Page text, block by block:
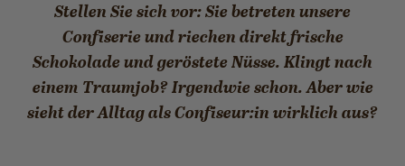
Stellen Sie sich vor: Sie betreten unsere
Confiserie und riechen direkt frische
Schokolade und geröstete Nüsse. Klingt nach
einem Traumjob? Irgendwie schon. Aber wie
sieht der Alltag als Confiseur:in wirklich aus?